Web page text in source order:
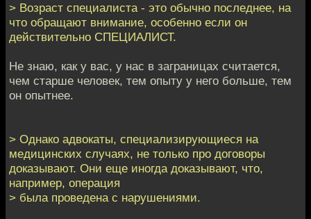
> Возраст специалиста - это обычно последнее, на
что обращают внимание, особенно если он
действительно СПЕЦИАЛИСТ.
Не знаю, как у вас, у нас в заграницах считается,
чем старше человек, тем опыту у него больше, тем
он опытнее.
> Однако адвокаты, специализирующиеся на
медицинских случаях, не только про договоры
доказывают. Они еще иногда доказывают, что,
например, операция
> была проведена с нарушениями.